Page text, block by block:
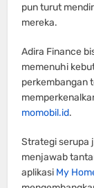
pun turut
mereka.
Adira Finance
memenuhi
perkembangan
momobil.id.
Strategi serupa
menjawab
aplikasi My